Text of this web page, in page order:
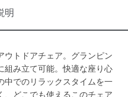
明
ウトドアチェア。グランピン
組み立て可能。快適な座り心
中でのリラックスタイムを一
、どこでも使えるこのチェア